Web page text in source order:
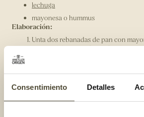
Consentimiento Detalles
lechuga
mayonesa o hummus
Elaboración:
Unta dos rebanadas de pan con
tercera debes untarlo por las dos
Pon la rebanada del medio y añade
cortadas bien finas con unos pepinos